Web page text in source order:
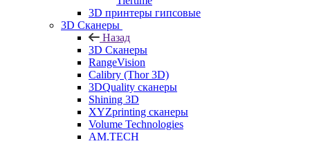
3D принтеры гипсовые
3D Сканеры
Назад
3D Сканеры
RangeVision
Calibry (Thor 3D)
3DQuality сканеры
Shining 3D
XYZprinting сканеры
Volume Technologies
AM.TECH